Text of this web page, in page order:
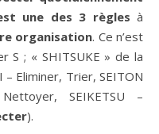
une des 3 règles à
organisation. Ce n’est
S ; « SHITSUKE » de la
Eliminer, Trier, SEITON
SEIKETSU –
).